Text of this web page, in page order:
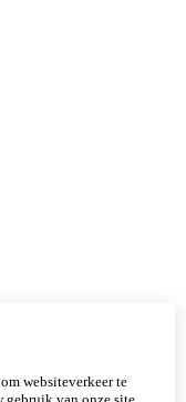
websiteverkeer te